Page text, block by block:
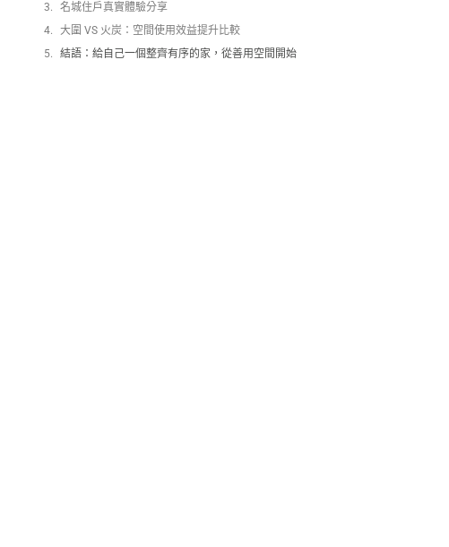
名城住戶真實體驗分享
大圍 VS 火炭：空間使用效益提升比較
結語：給自己一個整齊有序的家，從善用空間開始